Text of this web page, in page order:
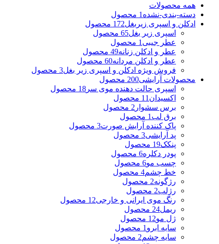
همه محصولات
دسته-بندی-نشده 1 محصول
ادکلن و اسپری زیربغل172 محصول
اسپری زیر بغل65 محصول
عطر جیبی 1 محصول
عطر و ادکلن زنانه49 محصول
عطر و ادکلن مردانه60 محصول
فروش ویژه ادکلن و اسپری زیر بغل3 محصول
محصولات آرایشی200 محصول
اسپری حالت دهنده موی سر 18 محصول
اکسیدان 11 محصول
برس سشوار 2 محصول
برق لب 1 محصول
پاک کننده آرایش صورت3 محصول
پد آرایشی3 محصول
پنکک19 محصول
پودر دکلره6 محصول
چسب مو6 محصول
خط چشم4 محصول
رژگونه2 محصول
رژلب2 محصول
رنگ موی ایرانی و خارجی12 محصول
ریمل24 محصول
ژل مو12 محصول
سایه ابرو 1 محصول
سایه چشم2 محصول